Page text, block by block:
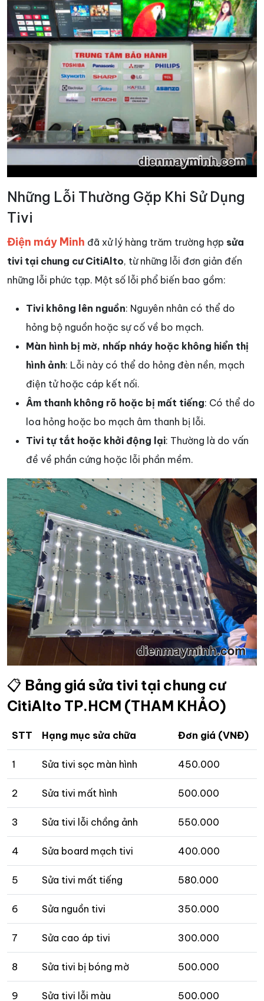
Những Lỗi Thường Gặp Khi Sử Dụng
Tivi
Điện máy Minh đã xử lý hàng trăm trường hợp sửa
tivi tại chung cư CitiAlto, từ những lỗi đơn giản đến
những lỗi phức tạp. Một số lỗi phổ biến bao gồm:
Tivi không lên nguồn: Nguyên nhân có thể do
hỏng bộ nguồn hoặc sự cố về bo mạch.
Màn hình bị mờ, nhấp nháy hoặc không hiển thị
hình ảnh: Lỗi này có thể do hỏng đèn nền, mạch
điện tử hoặc cáp kết nối.
Âm thanh không rõ hoặc bị mất tiếng: Có thể do
loa hỏng hoặc bo mạch âm thanh bị lỗi.
Tivi tự tắt hoặc khởi động lại: Thường là do vấn
đề về phần cứng hoặc lỗi phần mềm.
📋 Bảng giá sửa tivi tại chung cư
CitiAlto TP.HCM (THAM KHẢO)
STT Hạng mục sửa chữa Đơn giá (VNĐ)
1 Sửa tivi sọc màn hình 450.000
2 Sửa tivi mất hình 500.000
3 Sửa tivi lỗi chồng ảnh 550.000
4 Sửa board mạch tivi 400.000
5 Sửa tivi mất tiếng 580.000
6 Sửa nguồn tivi 350.000
7 Sửa cao áp tivi 300.000
8 Sửa tivi bị bóng mờ 500.000
9 Sửa tivi lỗi màu 500.000